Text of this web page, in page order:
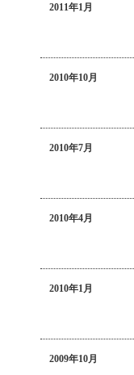
2011年1月
2010年10月
2010年7月
2010年4月
2010年1月
2009年10月